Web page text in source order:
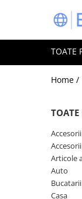
Toate
Articole animale
Adapatoare
Hrana pentru
Hrana pentru
Produse igiena
Bucatarii de vara
TOATE
Home /
TOATE
Articole
Auto
Casa